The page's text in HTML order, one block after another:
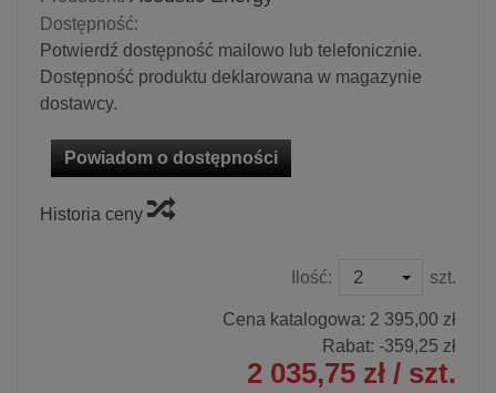
Dostępność:
Potwierdź dostępność mailowo lub telefonicznie.
Dostępność produktu deklarowana w magazynie
dostawcy.
Powiadom o dostępności
Historia ceny
Ilość: szt.
Cena katalogowa: 2 395,00 zł
Rabat: -359,25 zł
2 035,75 zł / szt.